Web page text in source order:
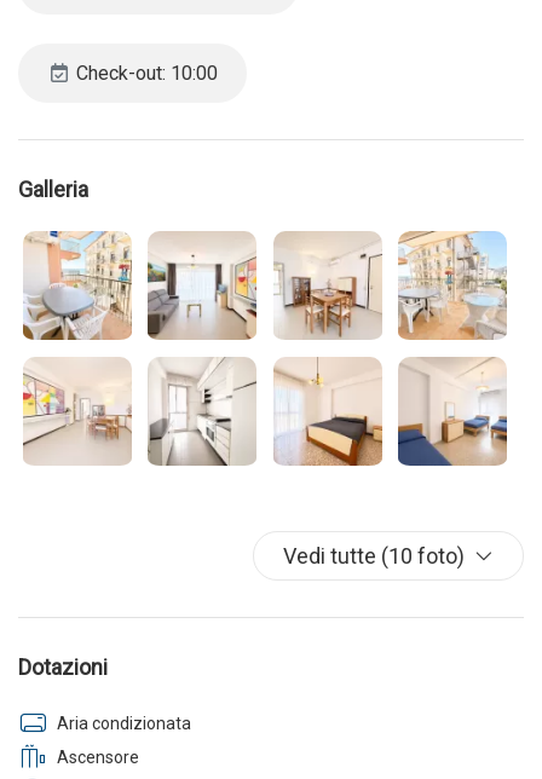
telefono. Nel caso in cui l’agenzia decida di cancellare la
Check-out: 10:00
Galleria
Vedi tutte (10 foto)
Dotazioni
Aria condizionata
Ascensore